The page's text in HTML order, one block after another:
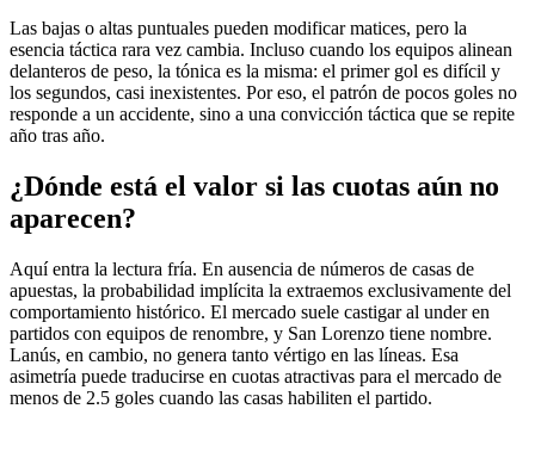
Las bajas o altas puntuales pueden modificar matices, pero la
esencia táctica rara vez cambia. Incluso cuando los equipos alinean
delanteros de peso, la tónica es la misma: el primer gol es difícil y
los segundos, casi inexistentes. Por eso, el patrón de pocos goles no
responde a un accidente, sino a una convicción táctica que se repite
año tras año.
¿Dónde está el valor si las cuotas aún no
aparecen?
Aquí entra la lectura fría. En ausencia de números de casas de
apuestas, la probabilidad implícita la extraemos exclusivamente del
comportamiento histórico. El mercado suele castigar al under en
partidos con equipos de renombre, y San Lorenzo tiene nombre.
Lanús, en cambio, no genera tanto vértigo en las líneas. Esa
asimetría puede traducirse en cuotas atractivas para el mercado de
menos de 2.5 goles cuando las casas habiliten el partido.